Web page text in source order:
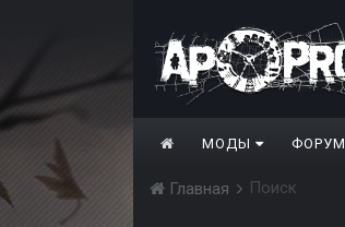
МОДЫ ФОРУМ
Главная Поиск